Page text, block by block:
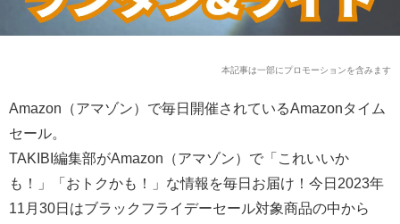
本記事は一部にプロモーションを含みます
Amazon（アマゾン）で毎日開催されているAmazonタイム
セール。
TAKIBI編集部がAmazon（アマゾン）で「これいいか
も！」「おトクかも！」な情報を毎日お届け！今日2023年
11月30日はブラックフライデーセール対象商品の中から